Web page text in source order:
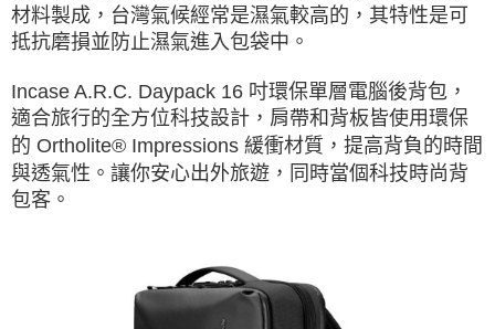
材料製成，台灣氣候經常是濕氣較高的，其特性是可
抵抗磨損並防止濕氣進入包袋中。
Incase A.R.C. Daypack 16 吋環保單層電腦後背包，
適合旅行的全方位科技設計，肩帶和背板皆使用環保
的 Ortholite® Impressions 緩衝材質，提高背負的時間
與透氣性。讓你安心出外旅遊，同時當個科技時尚背
包客。